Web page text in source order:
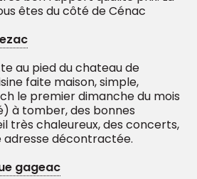
êtes du côté de Cénac
au pied du chateau de
faite maison, simple,
le premier dimanche du mois
à tomber, des bonnes
très chaleureux, des concerts,
décontractée.
gageac